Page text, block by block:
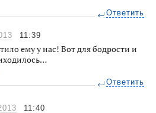
Ответить
11:39
ему у нас! Вот для бодрости и
Ответить
11:40